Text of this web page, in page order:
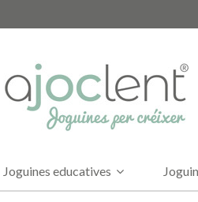
Joguines educatives